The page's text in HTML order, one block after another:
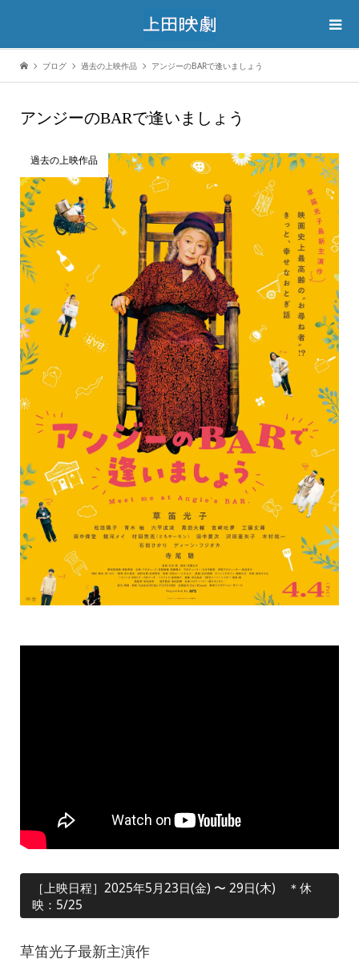
ブログ 過去の上映作品 アンジーのBARで逢いましょう
アンジーのBARで逢いましょう
過去の上映作品
［上映日程］2025年5月23日(金) 〜 29日(木) ＊休
映：5/25
草笛光子最新主演作